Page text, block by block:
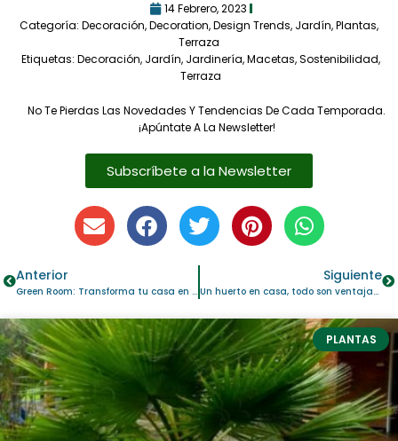
14 Febrero, 2023
Categoría: Decoración,Decoration,Design Trends, Jardín,Plantas,
Terraza
Etiquetas: Decoración, Jardín, Jardinería,Macetas,Sostenibilidad,
Terraza
No Te Pierdas Las Novedades Y Tendencias De Cada Temporada.
¡Apúntate A La Newsletter!
Subscríbete a la Newsletter
Anterior
Green Room: Transforma tu casa en un espacio verde y natural
Siguiente
Un huerto en casa, todo son ventajas…
PLANTAS